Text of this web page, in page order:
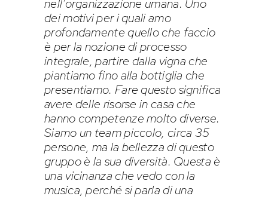
nell’organizzazione umana. Uno
dei motivi per i quali amo
profondamente quello che faccio
è per la nozione di processo
integrale, partire dalla vigna che
piantiamo fino alla bottiglia che
presentiamo. Fare questo significa
avere delle risorse in casa che
hanno competenze molto diverse.
Siamo un team piccolo, circa 35
persone, ma la bellezza di questo
gruppo è la sua diversità. Questa è
una vicinanza che vedo con la
musica, perché si parla di una